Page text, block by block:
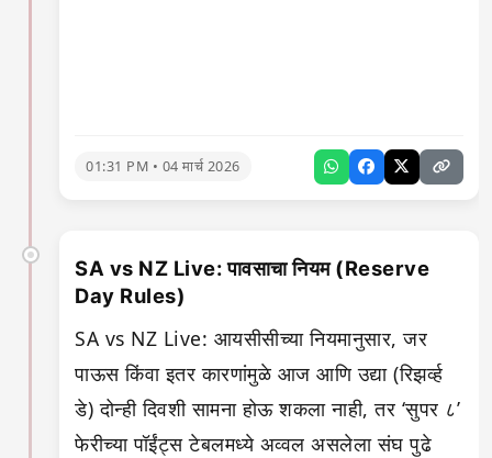
01:31 PM • 04 मार्च 2026
SA vs NZ Live: पावसाचा नियम (Reserve
Day Rules)
SA vs NZ Live: आयसीसीच्या नियमानुसार, जर
पाऊस किंवा इतर कारणांमुळे आज आणि उद्या (रिझर्व्ह
डे) दोन्ही दिवशी सामना होऊ शकला नाही, तर ‘सुपर ८’
फेरीच्या पॉईंट्स टेबलमध्ये अव्वल असलेला संघ पुढे